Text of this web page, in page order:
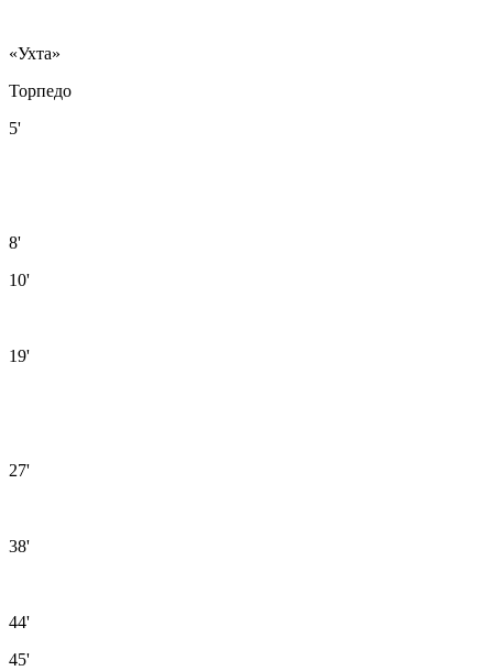
«Ухта»
Торпедо
5'
8'
10'
19'
27'
38'
44'
45'